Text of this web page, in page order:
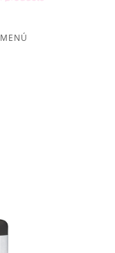
MENÚ